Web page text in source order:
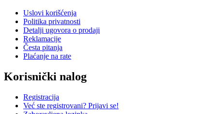
Uslovi korišćenja
Politika privatnosti
Detalji ugovora o prodaji
Reklamacije
Česta pitanja
Plaćanje na rate
Korisnički nalog
Registracija
Već ste registrovani? Prijavi se!